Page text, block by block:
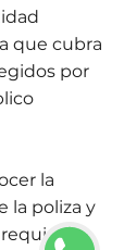
que cubra
por
la
la poliza y